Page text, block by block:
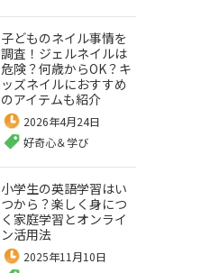
子どものネイル事情を
調査！ジェルネイルは
危険？何歳からOK？キ
ッズネイルにおすすめ
のアイテムも紹介
2026年4月24日
好奇心＆学び
小学生の英語学習はい
つから？楽しく身につ
く家庭学習とオンライ
ン活用法
2025年11月10日